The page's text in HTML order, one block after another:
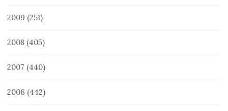
2009 (251)
2008 (405)
2007 (440)
2006 (442)